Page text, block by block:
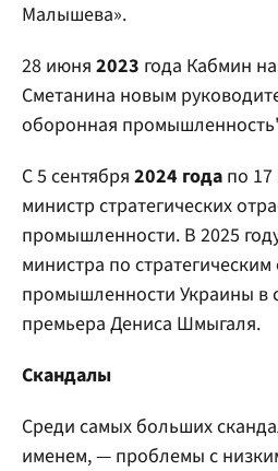
Малышева».
28 июня 2023 года Кабмин
Сметанина новым
оборонная
С 5 сентября 2024 года по
министр стратегических
промышленности. В 2025
министра по
промышленности Украины в
премьера Дениса Шмыгаля.
Скандалы
Среди самых больших
именем, — проблемы с